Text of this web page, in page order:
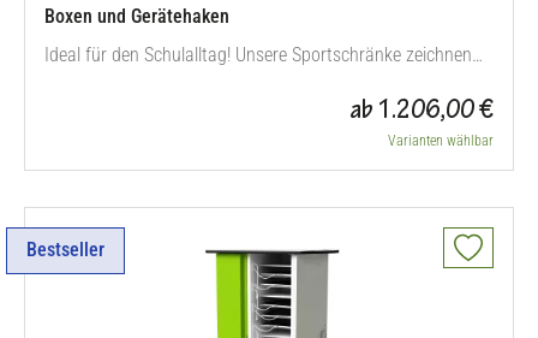
Boxen und Gerätehaken
Ideal für den Schulalltag! Unsere Sportschränke zeichnen
aus. Dafür sorgt die Festverbindung der 19 mm starken
Wände von Korpus und Inneneinteilung. Die eingelassene
19 mm starke Rückwand erhöht die Standfestigkeit
ab 1.206,00 €
Varianten wählbar
Bestseller